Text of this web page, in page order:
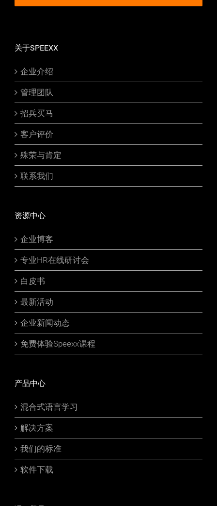
关于SPEEXX
企业介绍
管理团队
招兵买马
客户评价
殊荣与肯定
联系我们
资源中心
企业博客
专业HR在线研讨会
白皮书
最新活动
企业新闻动态
免费体验Speexx课程
产品中心
混合式语言学习
解决方案
我们的标准
软件下载